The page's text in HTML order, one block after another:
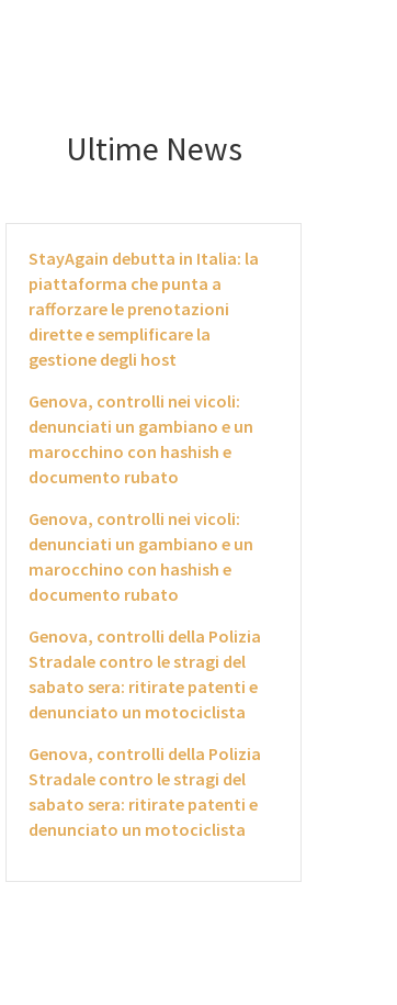
Ultime News
StayAgain debutta in Italia: la
piattaforma che punta a
rafforzare le prenotazioni
dirette e semplificare la
gestione degli host
Genova, controlli nei vicoli:
denunciati un gambiano e un
marocchino con hashish e
documento rubato
Genova, controlli nei vicoli:
denunciati un gambiano e un
marocchino con hashish e
documento rubato
Genova, controlli della Polizia
Stradale contro le stragi del
sabato sera: ritirate patenti e
denunciato un motociclista
Genova, controlli della Polizia
Stradale contro le stragi del
sabato sera: ritirate patenti e
denunciato un motociclista